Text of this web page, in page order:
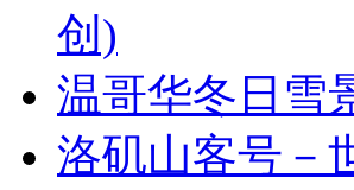
创)
温哥华冬日雪
洛矶山客号－